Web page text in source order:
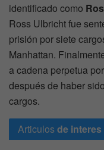
identificado como
Ross Ulbricht fue
prisión por siete
Manhattan.
a cadena perpetua
después de haber
cargos.
Articulosde interes